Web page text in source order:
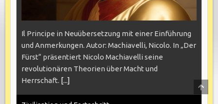
Il Principe in Neuübersetzung mit einer Einführung
und Anmerkungen. Autor: Machiavelli, Nicolo. In „Der
Fürst“ präsentiert Nicolo Machiavelli seine
revolutionären Theorien über Macht und
Herrschaft. [...]
TO